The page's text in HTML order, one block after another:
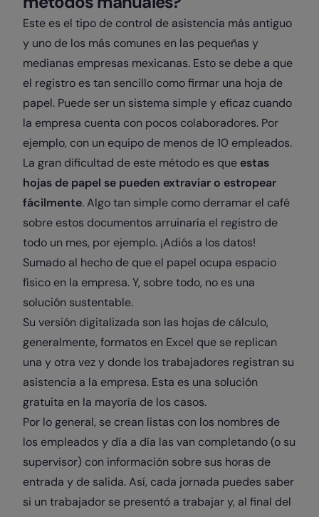
Este es el tipo de control de asistencia más antiguo
y uno de los más comunes en las pequeñas y
medianas empresas mexicanas. Esto se debe a que
el registro es tan sencillo como firmar una hoja de
papel. Puede ser un sistema simple y eficaz cuando
la empresa cuenta con pocos colaboradores. Por
ejemplo, con un equipo de menos de 10 empleados.
La gran dificultad de este método es que estas
hojas de papel se pueden extraviar o estropear
fácilmente. Algo tan simple como derramar el café
sobre estos documentos arruinaría el registro de
todo un mes, por ejemplo. ¡Adiós a los datos!
Sumado al hecho de que el papel ocupa espacio
físico en la empresa. Y, sobre todo, no es una
solución sustentable.
Su versión digitalizada son las hojas de cálculo,
generalmente, formatos en Excel que se replican
una y otra vez y donde los trabajadores registran su
asistencia a la empresa. Esta es una solución
gratuita en la mayoría de los casos.
Por lo general, se crean listas con los nombres de
los empleados y día a día las van completando (o su
supervisor) con información sobre sus horas de
entrada y de salida. Así, cada jornada puedes saber
si un trabajador se presentó a trabajar y, al final del